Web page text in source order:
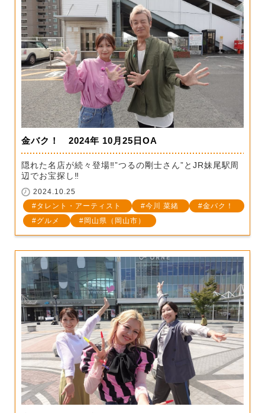
金バク！ 2024年 10月25日OA
隠れた名店が続々登場‼”つるの剛士さん”とJR妹尾駅周
辺でお宝探し‼
2024.10.25
タレント・アーティスト
今川 菜緒
金バク！
グルメ
岡山県（岡山市）